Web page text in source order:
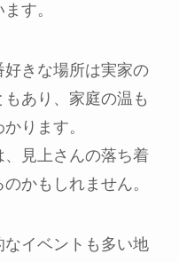
す。
きな場所は実家の
あり、家庭の温も
ります。
見上さんの落ち着
かもしれません。
なイベントも多い地